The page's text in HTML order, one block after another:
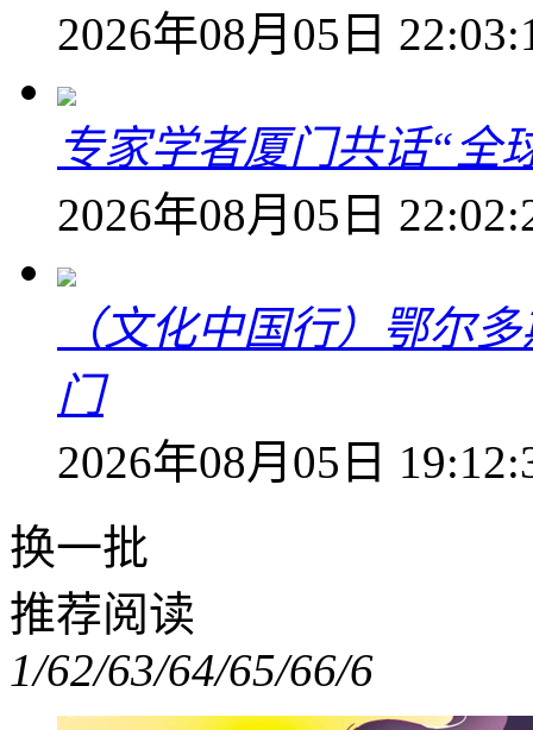
2026年08月05日
专家学者厦门共话“全
2026年08月05日
（文化中国行）鄂尔
门
2026年08月05日
换一批
推荐阅读
1/62/63/64/65/66/6